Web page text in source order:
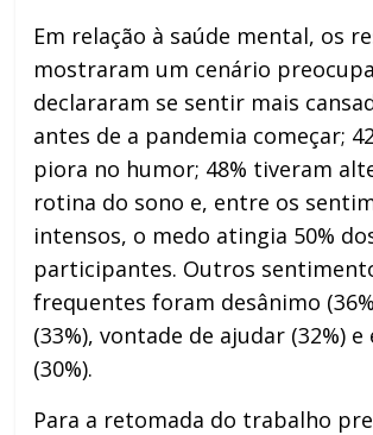
Em relação à saúde mental, os
mostraram um cenário
declararam se sentir mais
antes de a pandemia começar;
piora no humor; 48% tiveram
rotina do sono e, entre os
intensos, o medo atingia 50%
participantes. Outros
frequentes foram desânimo
(33%), vontade de ajudar (32%) e
(30%).
Para a retomada do trabalho